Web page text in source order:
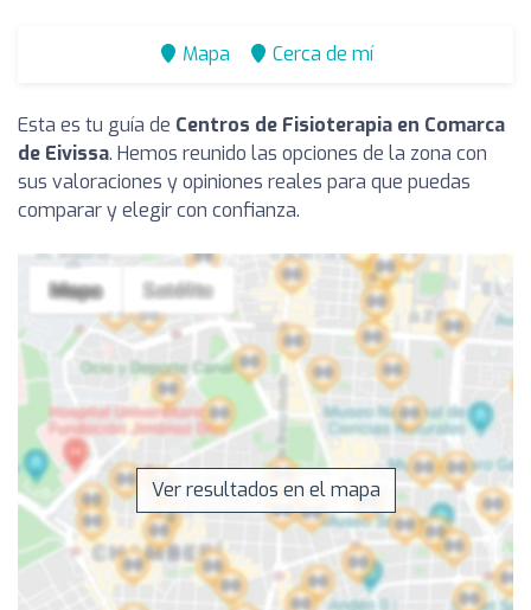
Mapa Cerca de mí
Esta es tu guía de Centros de Fisioterapia en Comarca
de Eivissa. Hemos reunido las opciones de la zona con
sus valoraciones y opiniones reales para que puedas
comparar y elegir con confianza.
Ver resultados en el mapa